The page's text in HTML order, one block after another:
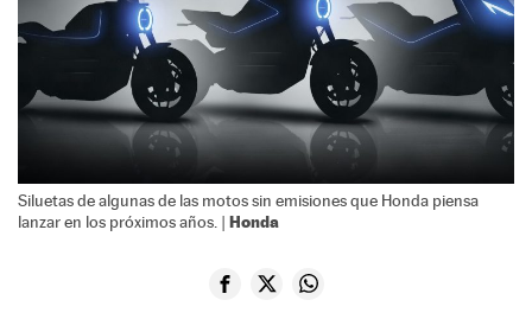
Siluetas de algunas de las motos sin emisiones que Honda piensa
lanzar en los próximos años. | Honda